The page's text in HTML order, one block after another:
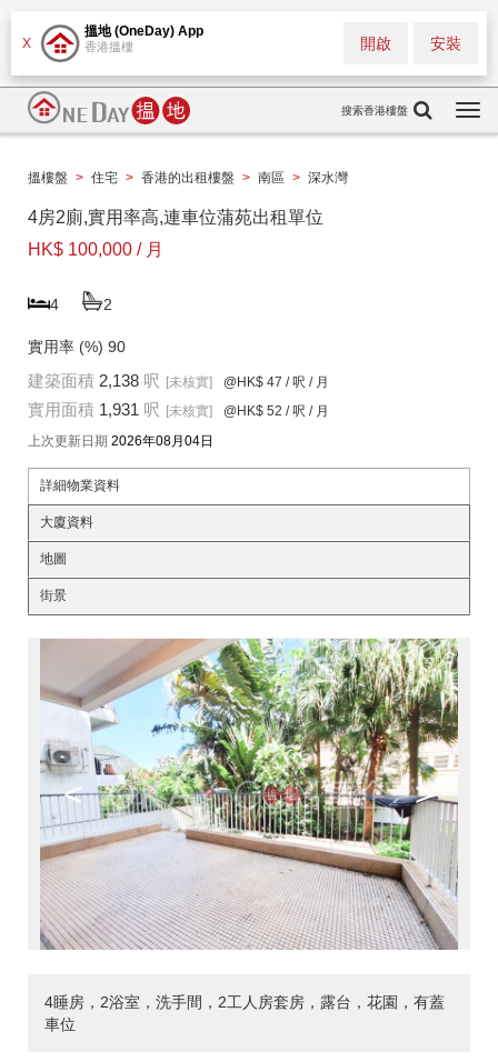
X
搵地 (OneDay) App
香港搵樓 安裝
開啟
搜索香港樓盤
搵樓盤 > 住宅 > 香港的出租樓盤 > 南區 > 深水灣
4房2廁,實用率高,連車位蒲苑出租單位
HK$ 100,000 / 月
4 2
實用率 (%) 90
建築面積 2,138 呎 [未核實] @HK$ 47 / 呎 / 月
實用面積 1,931 呎 [未核實] @HK$ 52 / 呎 / 月
上次更新日期 2026年08月04日
詳細物業資料
大廈資料
地圖
街景
< >
4睡房，2浴室，洗手間，2工人房套房，露台，花園，有蓋
車位